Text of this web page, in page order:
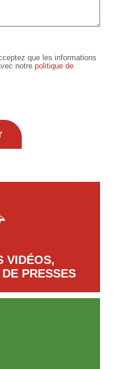
que les informations
notrepolitique de
VIDÉOS,
PRESSES